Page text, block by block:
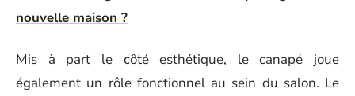
nouvelle maison ?
Mis à part le côté esthétique, le canapé joue
également un rôle fonctionnel au sein du salon. Le